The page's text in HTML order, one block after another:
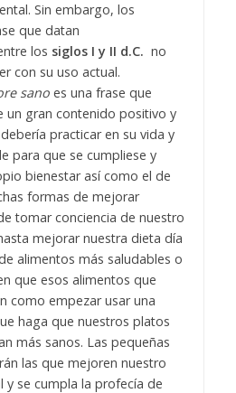
Sin embargo, los
que datan
los siglos I y II d.C. no
con su uso actual.
sanoes una frase que
un gran contenido positivo y
practicar en su vida y
para que se cumpliese y
bienestar así como el de
formas de mejorar
tomar conciencia de nuestro
mejorar nuestra dieta día
alimentos más saludables o
que esos alimentos que
como empezar usar una
haga que nuestros platos
más sanos. Las pequeñas
las que mejoren nuestro
y se cumpla la profecía de